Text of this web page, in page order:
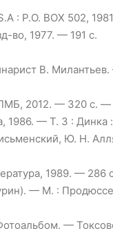
: P.O. BOX 502,
во, 1977. — 191 с.
В.
2012. — 320 с.
1986. — Т. 3 :
Ю. Н.
1989. —
— М. :
—